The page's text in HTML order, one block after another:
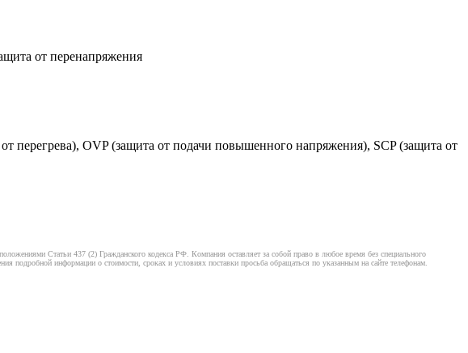
от перенапряжения
перегрева), OVP (защита от подачи повышенного напряжения), SCP (защита от
Статьи 437 (2) Гражданского кодекса РФ. Компания оставляет за собой право в любое время без специального
информации о стоимости, сроках и условиях поставки просьба обращаться по указанным на сайте телефонам.